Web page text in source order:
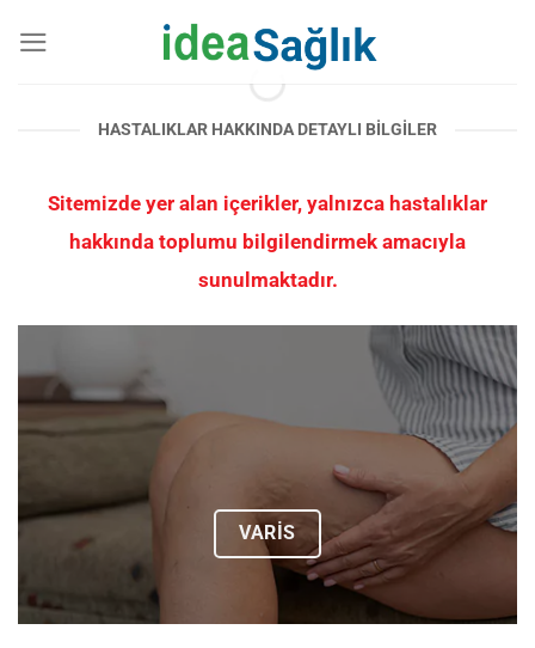
atla
HASTALIKLAR HAKKINDA DETAYLI BILGILER
Sitemizde yer alan içerikler, yalnızca hastalıklar
hakkında toplumu bilgilendirmek amacıyla
sunulmaktadır.
VARİS